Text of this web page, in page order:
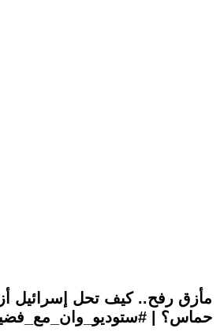
مأزق رفح.. كيف تحل إسرائيل
حماس؟ |